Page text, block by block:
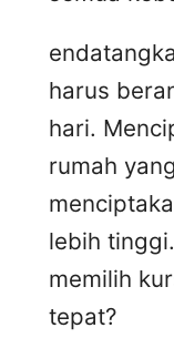
harus
hari.
rumah
lebih
memilih
tepat?